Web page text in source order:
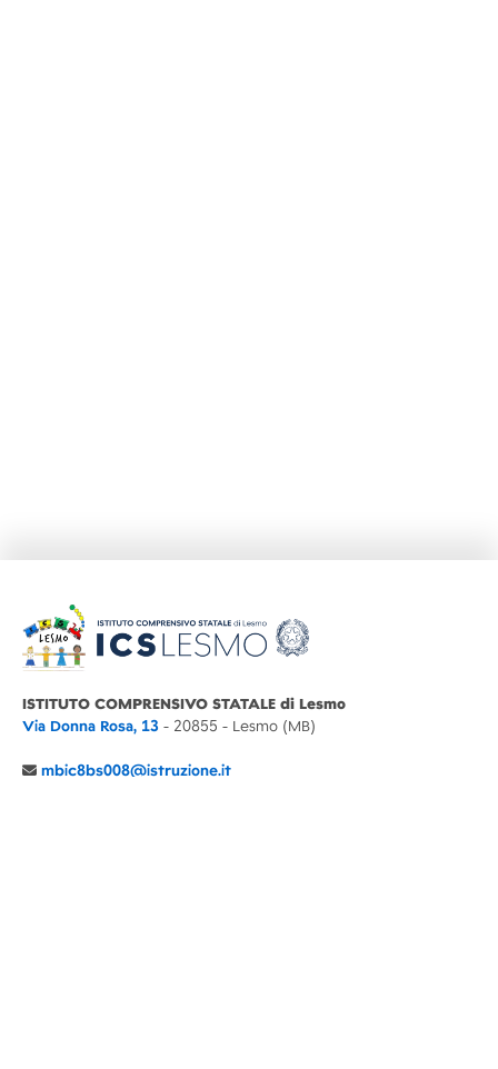
ISTITUTO COMPRENSIVO STATALE di Lesmo
Via Donna Rosa, 13 - 20855 - Lesmo (MB)
mbic8bs008@istruzione.it